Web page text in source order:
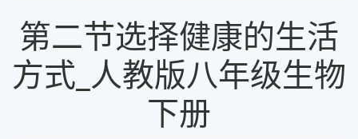
第二节选择健康的生活
方式_人教版八年级生物
下册